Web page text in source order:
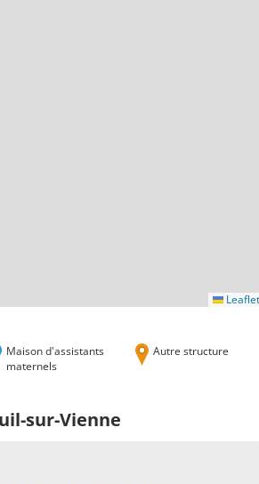
Leaflet
Maison d'assistants
maternels
Autre structure
sur-Vienne